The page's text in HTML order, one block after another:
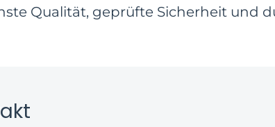
Qualität, geprüfte Sicherheit und